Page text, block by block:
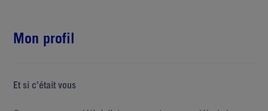
Mon profil
Et si c’était vous